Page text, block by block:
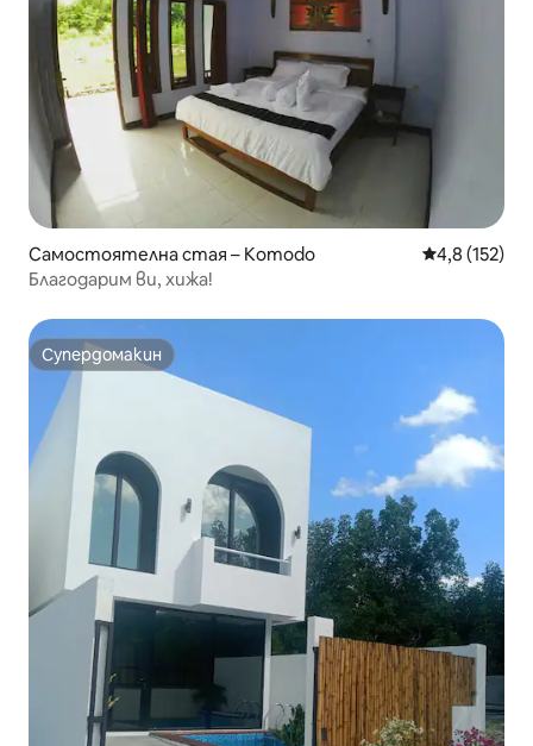
Самостоятелна стая – Komodo Средна
4,8 (152)
Благодарим ви, хижа!
Супердомакин
Супердомакин